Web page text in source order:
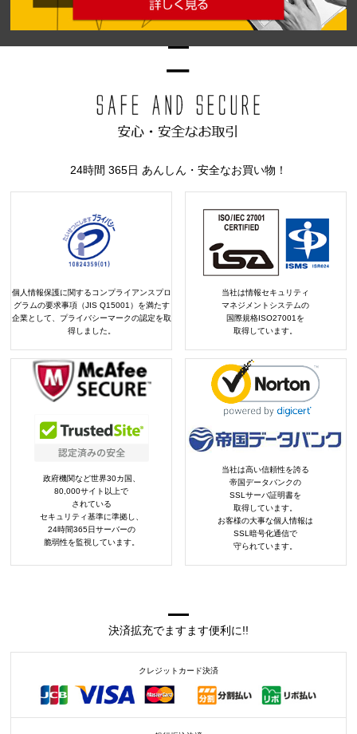
24時間 365日 あんしん・安全なお買い物！
個人情報保護に関するコンプライアンスプロ
グラムの要求事項（JIS Q15001）を満たす
企業として、プライバシーマークの認定を取
得しました。
当社は情報セキュリティ
マネジメントシステムの
国際規格ISO27001を
取得しています。
政府機関など世界30カ国、
80,000サイト以上で
されている
セキュリティ基準に準拠し、
24時間365日サーバーの
脆弱性を監視しています。
当社は高い信頼性を誇る
帝国データバンクの
SSLサーバ証明書を
取得しています。
お客様の大事な個人情報は
SSL暗号化通信で
守られています。
決済拡充でますます便利に!!
クレジットカード決済